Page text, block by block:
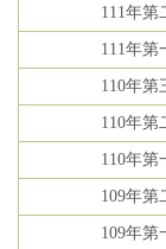
111年第
111年第
110年第
110年第
110年第
109年第
109年第